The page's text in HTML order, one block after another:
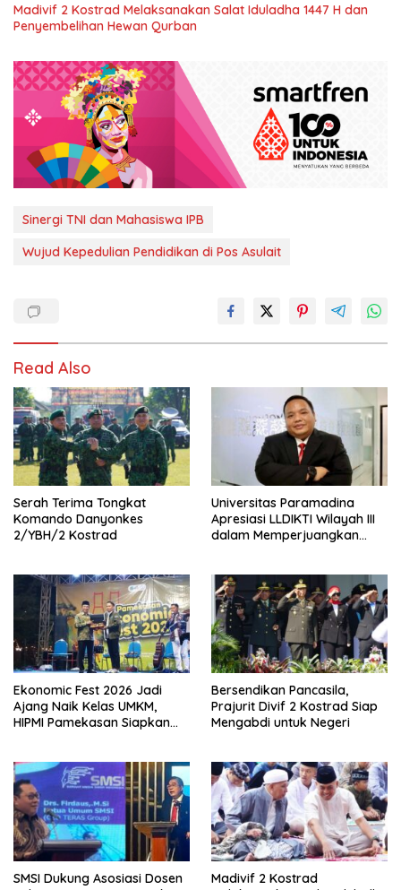
Madivif 2 Kostrad Melaksanakan Salat Iduladha 1447 H dan
Penyembelihan Hewan Qurban
Sinergi TNI dan Mahasiswa IPB
Wujud Kepedulian Pendidikan di Pos Asulait
Read Also
Serah Terima Tongkat
Komando Danyonkes
2/YBH/2 Kostrad
Universitas Paramadina
Apresiasi LLDIKTI Wilayah III
dalam Memperjuangkan
Ekonomic Fest 2026 Jadi
Ajang Naik Kelas UMKM,
HIPMI Pamekasan Siapkan
Bersendikan Pancasila,
Prajurit Divif 2 Kostrad Siap
Mengabdi untuk Negeri
SMSI Dukung Asosiasi Dosen
Madivif 2 Kostrad